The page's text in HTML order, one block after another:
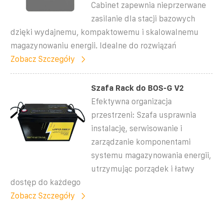
Cabinet zapewnia nieprzerwane
zasilanie dla stacji bazowych
dzięki wydajnemu, kompaktowemu i skalowalnemu
magazynowaniu energii. Idealne do rozwiązań
Zobacz Szczegóły
Szafa Rack do BOS-G V2
Efektywna organizacja
przestrzeni: Szafa usprawnia
instalację, serwisowanie i
zarządzanie komponentami
systemu magazynowania energii,
utrzymując porządek i łatwy
dostęp do każdego
Zobacz Szczegóły